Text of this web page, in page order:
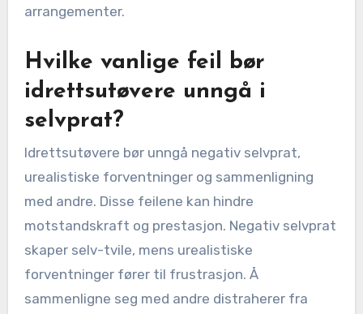
arrangementer.
Hvilke vanlige feil bør
idrettsutøvere unngå i
selvprat?
Idrettsutøvere bør unngå negativ selvprat,
urealistiske forventninger og sammenligning
med andre. Disse feilene kan hindre
motstandskraft og prestasjon. Negativ selvprat
skaper selv-tvile, mens urealistiske
forventninger fører til frustrasjon. Å
sammenligne seg med andre distraherer fra